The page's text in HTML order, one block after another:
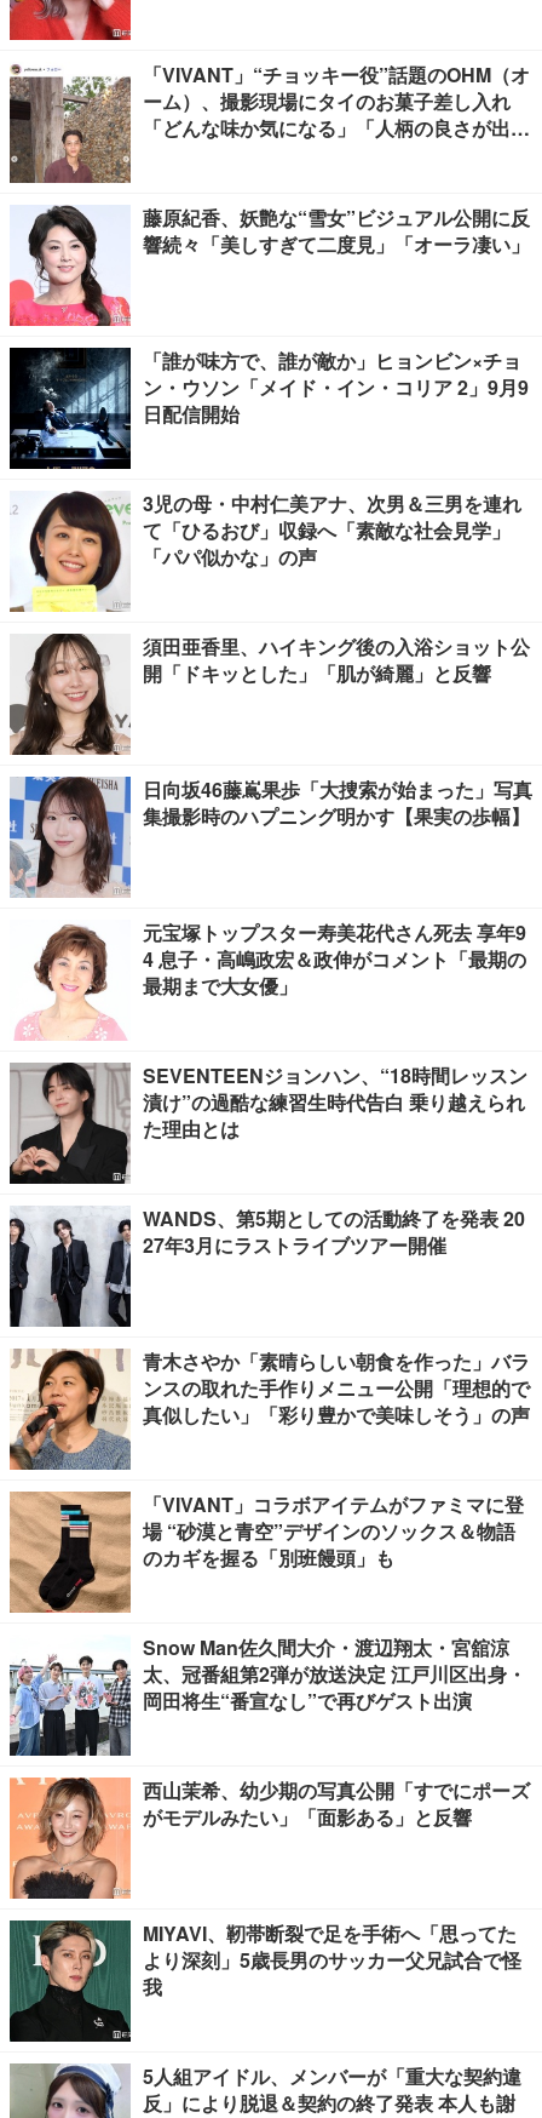
「VIVANT」“チョッキー役”話題のOHM（オ
ーム）、撮影現場にタイのお菓子差し入れ
「どんな味か気になる」「人柄の良さが出て
藤原紀香、妖艶な“雪女”ビジュアル公開に反
響続々「美しすぎて二度見」「オーラ凄い」
「誰が味方で、誰が敵か」ヒョンビン×チョ
ン・ウソン「メイド・イン・コリア 2」9月9
日配信開始
3児の母・中村仁美アナ、次男＆三男を連れ
て「ひるおび」収録へ「素敵な社会見学」
「パパ似かな」の声
須田亜香里、ハイキング後の入浴ショット公
開「ドキッとした」「肌が綺麗」と反響
日向坂46藤嶌果歩「大捜索が始まった」写真
集撮影時のハプニング明かす【果実の歩幅】
元宝塚トップスター寿美花代さん死去 享年9
4 息子・高嶋政宏＆政伸がコメント「最期の
最期まで大女優」
SEVENTEENジョンハン、“18時間レッスン
漬け”の過酷な練習生時代告白 乗り越えられ
た理由とは
WANDS、第5期としての活動終了を発表 20
27年3月にラストライブツアー開催
青木さやか「素晴らしい朝食を作った」バラ
ンスの取れた手作りメニュー公開「理想的で
真似したい」「彩り豊かで美味しそう」の声
「VIVANT」コラボアイテムがファミマに登
場 “砂漠と青空”デザインのソックス＆物語
のカギを握る「別班饅頭」も
Snow Man佐久間大介・渡辺翔太・宮舘涼
太、冠番組第2弾が放送決定 江戸川区出身・
岡田将生“番宣なし”で再びゲスト出演
西山茉希、幼少期の写真公開「すでにポーズ
がモデルみたい」「面影ある」と反響
MIYAVI、靭帯断裂で足を手術へ「思ってた
より深刻」5歳長男のサッカー父兄試合で怪
我
5人組アイドル、メンバーが「重大な契約違
反」により脱退＆契約の終了発表 本人も謝